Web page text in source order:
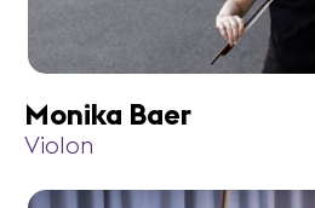
Monika Baer
Violon